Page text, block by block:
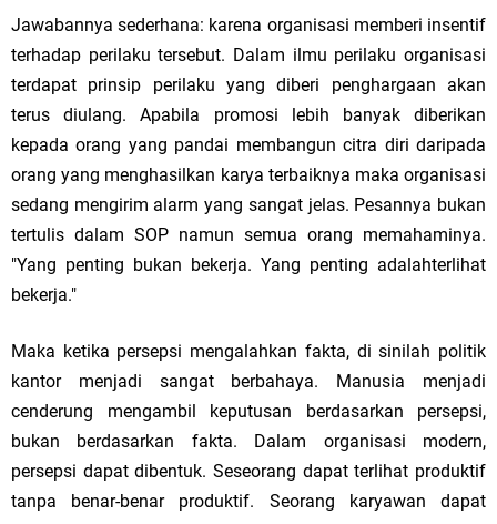
Jawabannya sederhana: karena organisasi memberi insentif
terhadap perilaku tersebut. Dalam ilmu perilaku organisasi
terdapat prinsip perilaku yang diberi penghargaan akan
terus diulang. Apabila promosi lebih banyak diberikan
kepada orang yang pandai membangun citra diri daripada
orang yang menghasilkan karya terbaiknya maka organisasi
sedang mengirim alarm yang sangat jelas. Pesannya bukan
tertulis dalam SOP namun semua orang memahaminya.
"Yang penting bukan bekerja. Yang penting adalahterlihat
bekerja."
Maka ketika persepsi mengalahkan fakta, di sinilah politik
kantor menjadi sangat berbahaya. Manusia menjadi
cenderung mengambil keputusan berdasarkan persepsi,
bukan berdasarkan fakta. Dalam organisasi modern,
persepsi dapat dibentuk. Seseorang dapat terlihat produktif
tanpa benar-benar produktif. Seorang karyawan dapat